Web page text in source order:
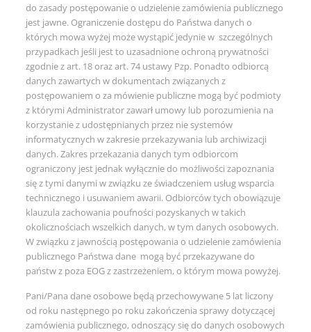
do zasady postępowanie o udzielenie zamówienia publicznego
jest jawne. Ograniczenie dostępu do Państwa danych o
których mowa wyżej może wystąpić jedynie w szczególnych
przypadkach jeśli jest to uzasadnione ochroną prywatności
zgodnie z art. 18 oraz art. 74 ustawy Pzp. Ponadto odbiorcą
danych zawartych w dokumentach związanych z
postępowaniem o za mówienie publiczne mogą być podmioty
z którymi Administrator zawarł umowy lub porozumienia na
korzystanie z udostępnianych przez nie systemów
informatycznych w zakresie przekazywania lub archiwizacji
danych. Zakres przekazania danych tym odbiorcom
ograniczony jest jednak wyłącznie do możliwości zapoznania
się z tymi danymi w związku ze świadczeniem usług wsparcia
technicznego i usuwaniem awarii. Odbiorców tych obowiązuje
klauzula zachowania poufności pozyskanych w takich
okolicznościach wszelkich danych, w tym danych osobowych.
W związku z jawnością postępowania o udzielenie zamówienia
publicznego Państwa dane mogą być przekazywane do
państw z poza EOG z zastrzeżeniem, o którym mowa powyżej.
Pani/Pana dane osobowe będą przechowywane 5 lat liczony
od roku następnego po roku zakończenia sprawy dotyczącej
zamówienia publicznego, odnoszący się do danych osobowych